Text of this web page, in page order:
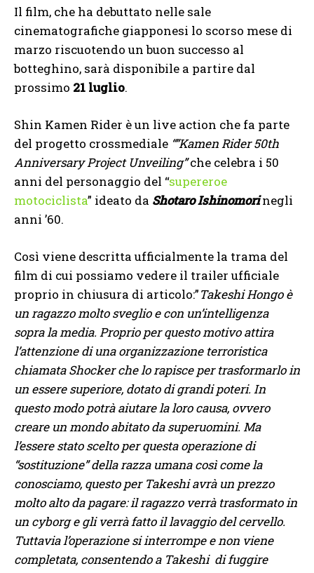
Il film, che ha debuttato nelle sale
cinematografiche giapponesi lo scorso mese di
marzo riscuotendo un buon successo al
botteghino, sarà disponibile a partire dal
prossimo 21 luglio.
Shin Kamen Rider è un live action che fa parte
del progetto crossmediale “”Kamen Rider 50th
Anniversary Project Unveiling”che celebra i 50
anni del personaggio del “supereroe
motociclista” ideato da Shotaro Ishinomorinegli
anni ’60.
Così viene descritta ufficialmente la trama del
film di cui possiamo vedere il trailer ufficiale
proprio in chiusura di articolo:”Takeshi Hongo è
un ragazzo molto sveglio e con un’intelligenza
sopra la media. Proprio per questo motivo attira
l’attenzione di una organizzazione terroristica
chiamata Shocker che lo rapisce per trasformarlo in
un essere superiore, dotato di grandi poteri. In
questo modo potrà aiutare la loro causa, ovvero
creare un mondo abitato da superuomini. Ma
l’essere stato scelto per questa operazione di
“sostituzione” della razza umana così come la
conosciamo, questo per Takeshi avrà un prezzo
molto alto da pagare: il ragazzo verrà trasformato in
un cyborg e gli verrà fatto il lavaggio del cervello.
Tuttavia l’operazione si interrompe e non viene
completata, consentendo a Takeshi di fuggire